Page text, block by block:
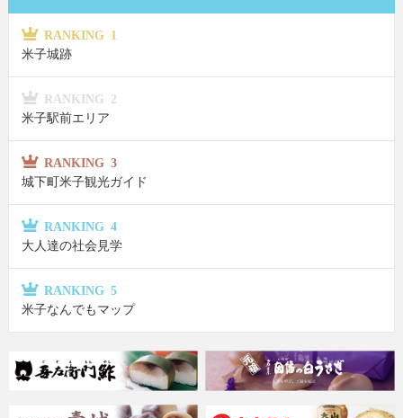
RANKING 1
米子城跡
RANKING 2
米子駅前エリア
RANKING 3
城下町米子観光ガイド
RANKING 4
大人達の社会見学
RANKING 5
米子なんでもマップ